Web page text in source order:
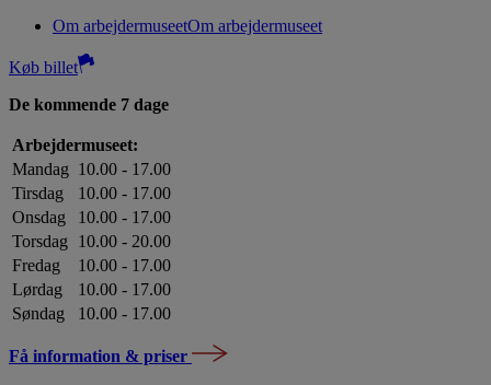
Om arbejdermuseetOm arbejdermuseet
Køb billet
De kommende 7 dage
Arbejdermuseet:
Mandag 10.00 - 17.00
Tirsdag
10.00 - 17.00
Onsdag
10.00 - 17.00
Torsdag
10.00 - 20.00
Fredag
10.00 - 17.00
Lørdag
10.00 - 17.00
Søndag
10.00 - 17.00
Få information & priser